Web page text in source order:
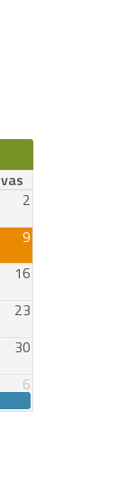
vas
2
9
16
23
30
6